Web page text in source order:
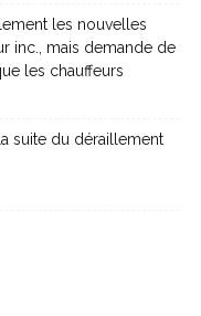
les nouvelles
inc., mais demande de
les chauffeurs
suite du déraillement